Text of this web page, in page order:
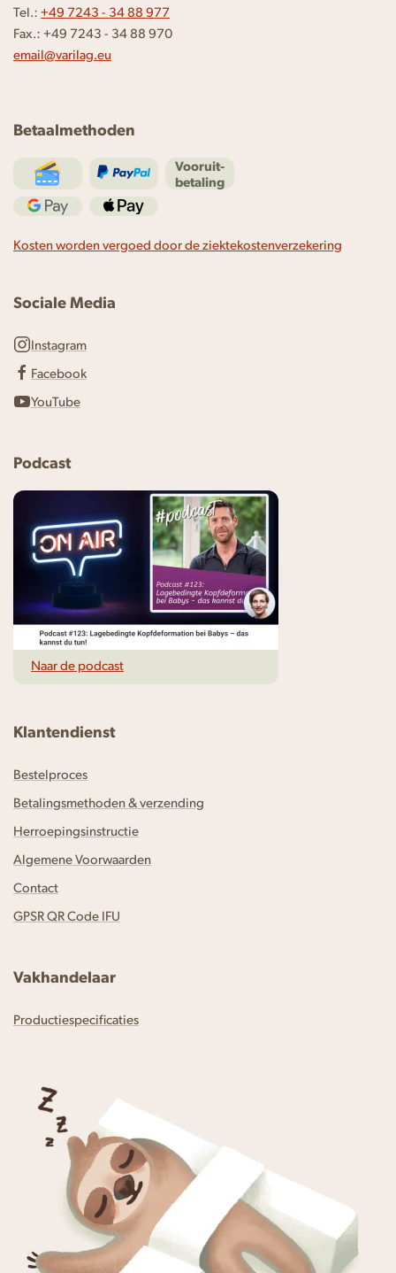
Tel.: +49 7243 - 34 88 977
Fax.: +49 7243 - 34 88 970
email@varilag.eu
Betaalmethoden
Vooruit-
betaling
Kosten worden vergoed door de ziektekostenverzekering
Sociale Media
Instagram
Facebook
YouTube
Podcast
Naar de podcast
Klantendienst
Bestelproces
Betalingsmethoden & verzending
Herroepingsinstructie
Algemene Voorwaarden
Contact
GPSR QR Code IFU
Vakhandelaar
Productiespecificaties